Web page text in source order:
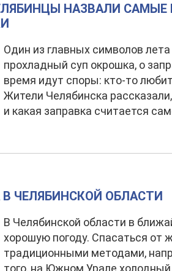
НАЗВАЛИ САМЫЕ
Один из главных символов
прохладный суп окрошка, о
время идут споры: кто-то
Жители Челябинска
и какая заправка считается
ЧЕЛЯБИНСКОЙ ОБЛАСТИ
В Челябинской области в
хорошую погоду. Спасаться от
традиционными методами,